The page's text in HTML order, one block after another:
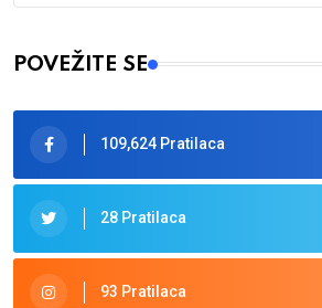
Type 2 or more characters for results.
POVEŽITE SE
109,624 Pratilaca
28 Pratilaca
93 Pratilaca